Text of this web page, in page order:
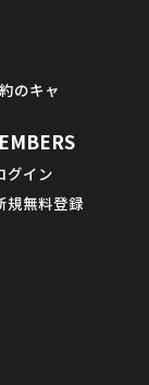
のキャ
グイン
規無料登録